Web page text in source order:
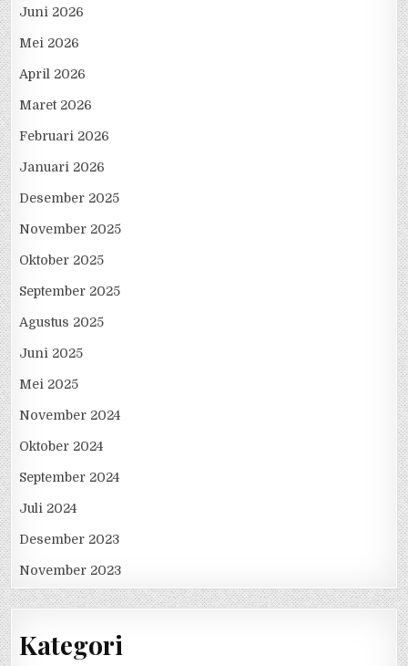
Juni 2026
Mei 2026
April 2026
Maret 2026
Februari 2026
Januari 2026
Desember 2025
November 2025
Oktober 2025
September 2025
Agustus 2025
Juni 2025
Mei 2025
November 2024
Oktober 2024
September 2024
Juli 2024
Desember 2023
November 2023
Kategori